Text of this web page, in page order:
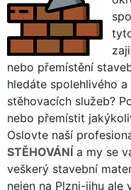
nebo přemístění
hledáte spolehlivého
stěhovacích služeb?
nebo přemístit
Oslovte naší
STĚHOVÁNÍ a my se
veškerý stavební
nejen na Plzni-jihu ale